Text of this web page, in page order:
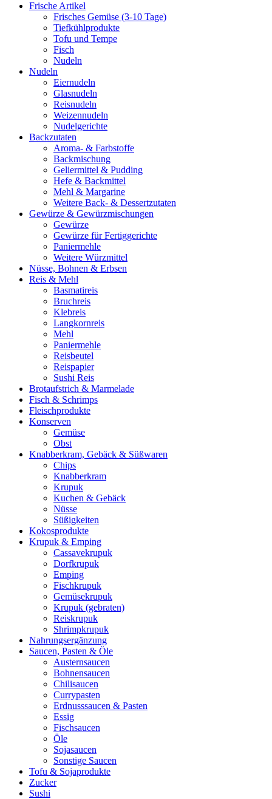
Frische Artikel
Frisches Gemüse (3-10 Tage)
Tiefkühlprodukte
Tofu und Tempe
Fisch
Nudeln
Nudeln
Eiernudeln
Glasnudeln
Reisnudeln
Weizennudeln
Nudelgerichte
Backzutaten
Aroma- & Farbstoffe
Backmischung
Geliermittel & Pudding
Hefe & Backmittel
Mehl & Margarine
Weitere Back- & Dessertzutaten
Gewürze & Gewürzmischungen
Gewürze
Gewürze für Fertiggerichte
Paniermehle
Weitere Würzmittel
Nüsse, Bohnen & Erbsen
Reis & Mehl
Basmatireis
Bruchreis
Klebreis
Langkornreis
Mehl
Paniermehle
Reisbeutel
Reispapier
Sushi Reis
Brotaufstrich & Marmelade
Fisch & Schrimps
Fleischprodukte
Konserven
Gemüse
Obst
Knabberkram, Gebäck & Süßwaren
Chips
Knabberkram
Krupuk
Kuchen & Gebäck
Nüsse
Süßigkeiten
Kokosprodukte
Krupuk & Emping
Cassavekrupuk
Dorfkrupuk
Emping
Fischkrupuk
Gemüsekrupuk
Krupuk (gebraten)
Reiskrupuk
Shrimpkrupuk
Nahrungsergänzung
Saucen, Pasten & Öle
Austernsaucen
Bohnensaucen
Chilisaucen
Currypasten
Erdnusssaucen & Pasten
Essig
Fischsaucen
Öle
Sojasaucen
Sonstige Saucen
Tofu & Sojaprodukte
Zucker
Sushi